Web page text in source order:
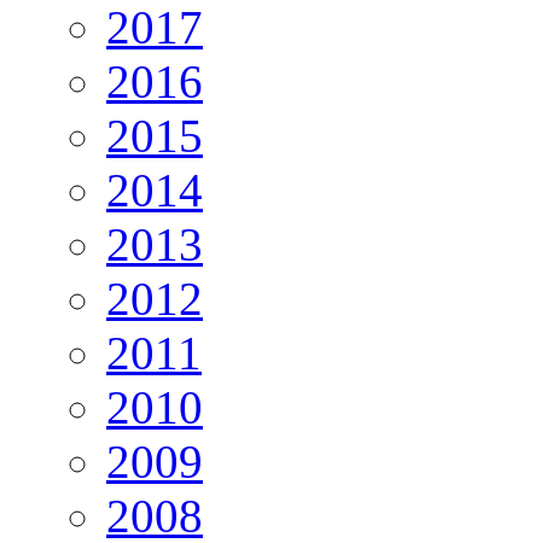
2017
2016
2015
2014
2013
2012
2011
2010
2009
2008